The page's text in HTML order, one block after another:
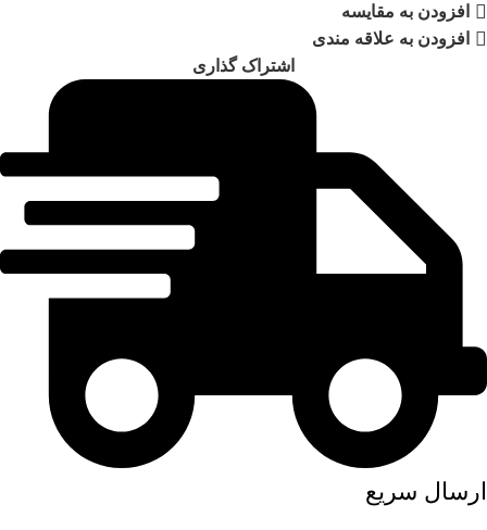
افزودن به مقایسه
افزودن به علاقه مندی
اشتراک گذاری
ارسال سریع